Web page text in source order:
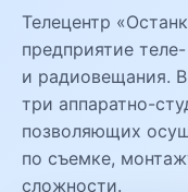
Телецентр
предприятие
и радиовещания.
три аппаратно-
позволяющих
по съемке,
сложности.